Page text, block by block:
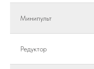
Минипульт
Редуктор